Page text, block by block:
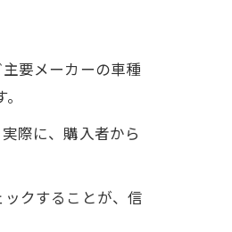
要メーカーの車種
際に、購入者から
クすることが、信